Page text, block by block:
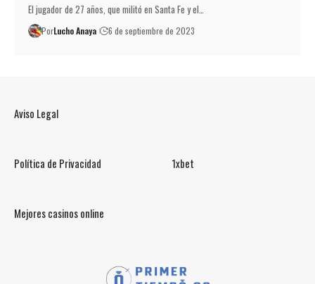
El jugador de 27 años, que militó en Santa Fe y el…
PorLucho Anaya 6 de septiembre de 2023
Aviso Legal
Política de Privacidad 1xbet
Mejores casinos online